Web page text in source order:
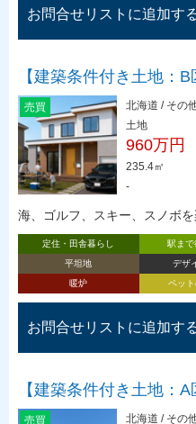
お問合せリストに追加す
【建築条件付き土地：
売買
北海道 / その
土地
960万円
235.4㎡
-
海、ゴルフ、スキー、スノボ
定住・田舎暮らし 駅ま
平坦地
デザ
暖炉
ペッ
お問合せリストに追加す
【建築条件付き土地：
売買
北海道 / その